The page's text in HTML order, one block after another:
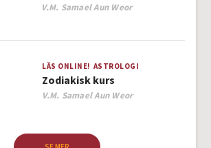
Author
V.M. Samael Aun Weor
LÄS ONLINE! ASTROLOGI
Zodiakisk kurs
Author
V.M. Samael Aun Weor